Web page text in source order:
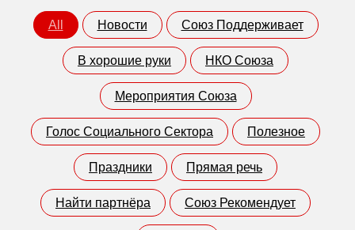
All Новости Союз Поддерживает
В хорошие руки НКО Союза
Мероприятия Союза
Голос Социального Сектора Полезное
Праздники Прямая речь
Найти партнёра Союз Рекомендует